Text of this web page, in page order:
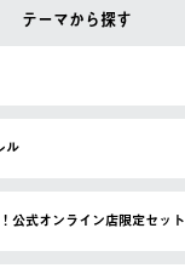
テーマから探す
ル
公式オンライン店限定セット